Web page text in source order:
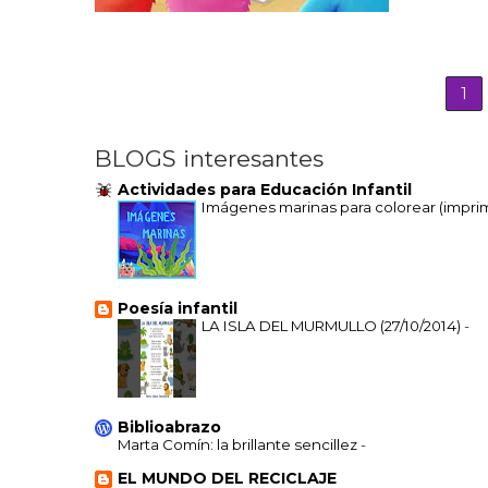
1
BLOGS interesantes
Actividades para Educación Infantil
Imágenes marinas para colorear
Poesía infantil
LA ISLA DEL MURMULLO (27/10/2014) -
Biblioabrazo
Marta Comín: la brillante sencillez-
EL MUNDO DEL RECICLAJE